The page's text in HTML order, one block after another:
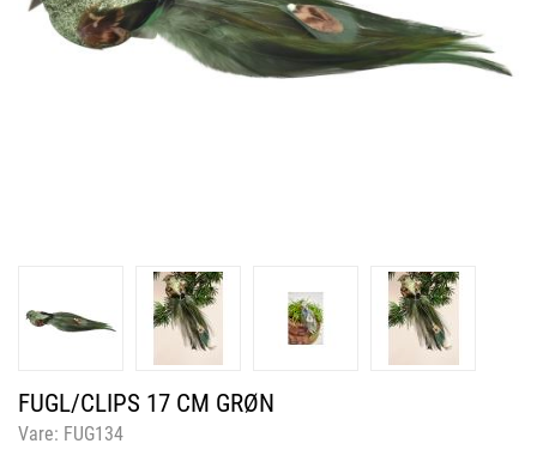
FUGL/CLIPS 17 CM GRØN
Vare: FUG134